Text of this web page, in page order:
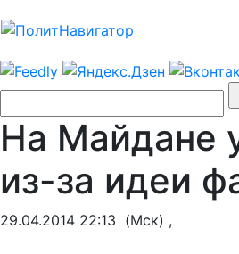
На Майдане
из-за идеи
29.04.2014 22:13 (Мск) ,